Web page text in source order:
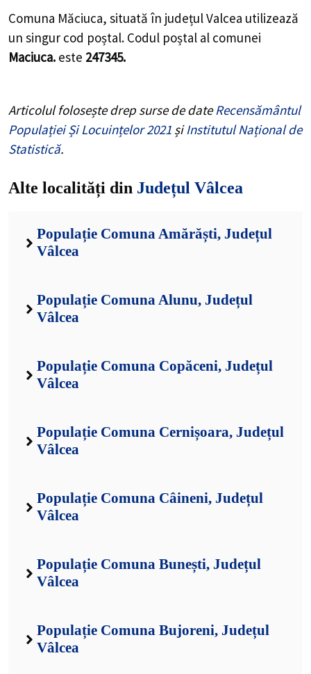
Comuna Măciuca, situată în județul Valcea utilizează
un singur cod poștal. Codul poștal al comunei
Maciuca. este 247345.
Articolul folosește drep surse de dateRecensământul
Populației Și Locuințelor 2021 șiInstitutul Național de
Statistică.
Alte localități din Județul Vâlcea
Populație Comuna Amărăști, Județul
Vâlcea
Populație Comuna Alunu, Județul
Vâlcea
Populație Comuna Copăceni, Județul
Vâlcea
Populație Comuna Cernișoara, Județul
Vâlcea
Populație Comuna Câineni, Județul
Vâlcea
Populație Comuna Bunești, Județul
Vâlcea
Populație Comuna Bujoreni, Județul
Vâlcea